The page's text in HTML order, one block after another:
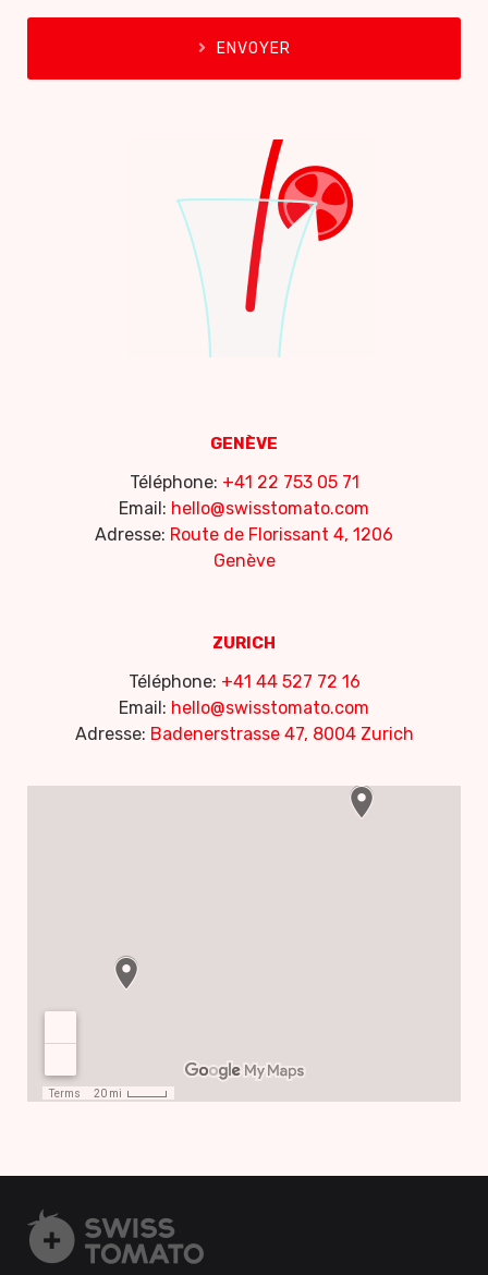
ENVOYER
GENÈVE
Téléphone: +41 22 753 05 71
Email: hello@swisstomato.com
Adresse: Route de Florissant 4, 1206
Genève
ZURICH
Téléphone: +41 44 527 72 16
Email: hello@swisstomato.com
Adresse: Badenerstrasse 47, 8004 Zurich